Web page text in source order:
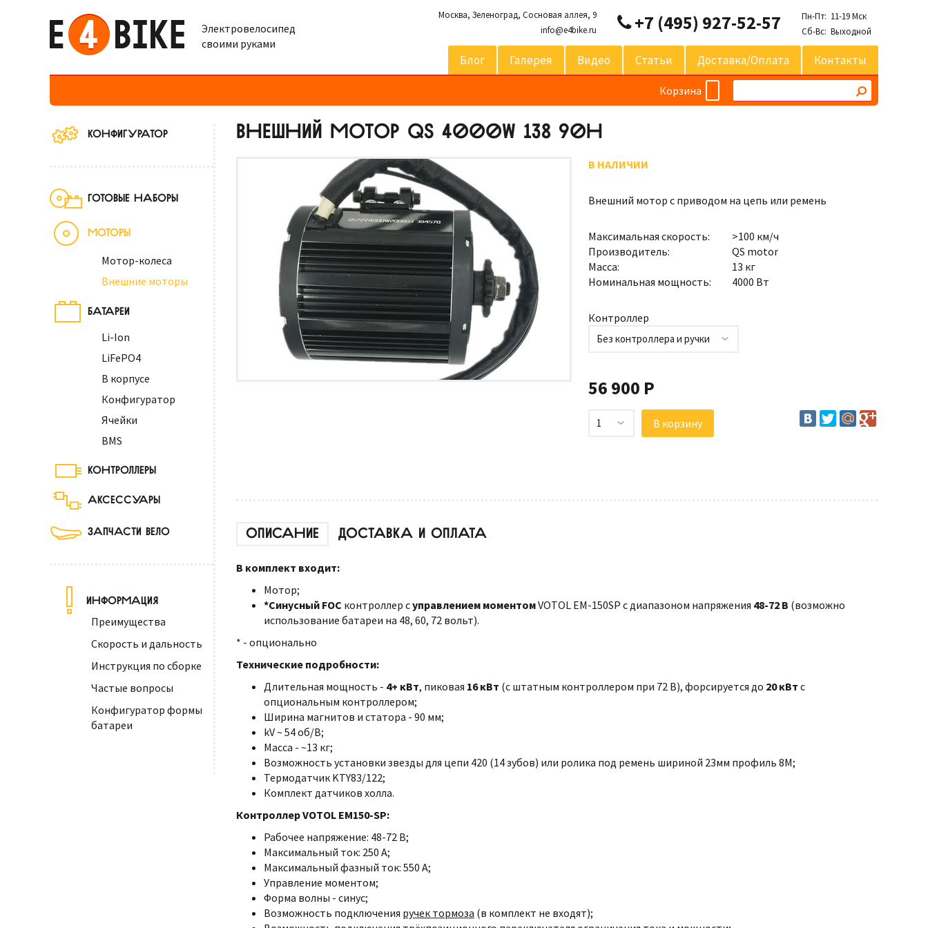
Электровелосипед
своими руками
Москва, Зеленоград, Сосновая аллея, 9
info@e4bike.ru
+7 (495) 927-52-57
Пн-Пт: 11-19 Мск
Сб-Вс: Выходной
Блог Галерея Видео Статьи Доставка/оплата Контакты
Корзина
КОНФИГУРАТОР
ГОТОВЫЕ НАБОРЫ
МОТОРЫ
Мотор-колеса
Внешние моторы
БАТАРЕИ
Li-Ion
LiFePO4
В корпусе
Конфигуратор
Ячейки
BMS
КОНТРОЛЛЕРЫ
АКСЕССУАРЫ
ЗАПЧАСТИ ВЕЛО
ИНФОРМАЦИЯ
Преимущества
Скорость и дальность
Инструкция по сборке
Частые вопросы
Конфигуратор формы
батареи
ВНЕШНИЙ МОТОР QS 4000W 138 90H
В НАЛИЧИИ
Внешний мотор с приводом на цепь или ремень
Максимальная скорость:
>100 км/ч
Производитель:
QS motor
Масса:
13 кг
Номинальная мощность:
4000 Вт
Контроллер
Без контроллера и ручки
56 900 Р
1
ОПИСАНИЕ ДОСТАВКА И ОПЛАТА
В комплект входит:
Мотор;
*Синусный FOC контроллер суправлением моментомVOTOL EM-150SP с диапазоном напряжения 48-72 В (возможно
использование батареи на 48, 60, 72 вольт).
* - опционально
Технические подробности:
Длительная мощность - 4+ кВт, пиковая 16 кВт (с штатным контроллером при 72 В), форсируется до 20 кВт с
опциональным контроллером;
Ширина магнитов и статора - 90 мм;
kV ~ 54 об/В;
Масса - ~13 кг;
Возможность установки звезды для цепи 420 (14 зубов) или ролика под ремень шириной 23мм профиль 8M;
Термодатчик KTY83/122;
Комплект датчиков холла.
Контроллер VOTOL EM150-SP:
Рабочее напряжение: 48-72 В;
Максимальный ток: 250 А;
Максимальный фазный ток: 550 A;
Управление моментом;
Форма волны - синус;
Возможность подключения ручек тормоза (в комплект не входят);